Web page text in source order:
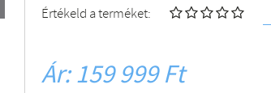
Értékeld a terméket:
Ár: 159 999 Ft